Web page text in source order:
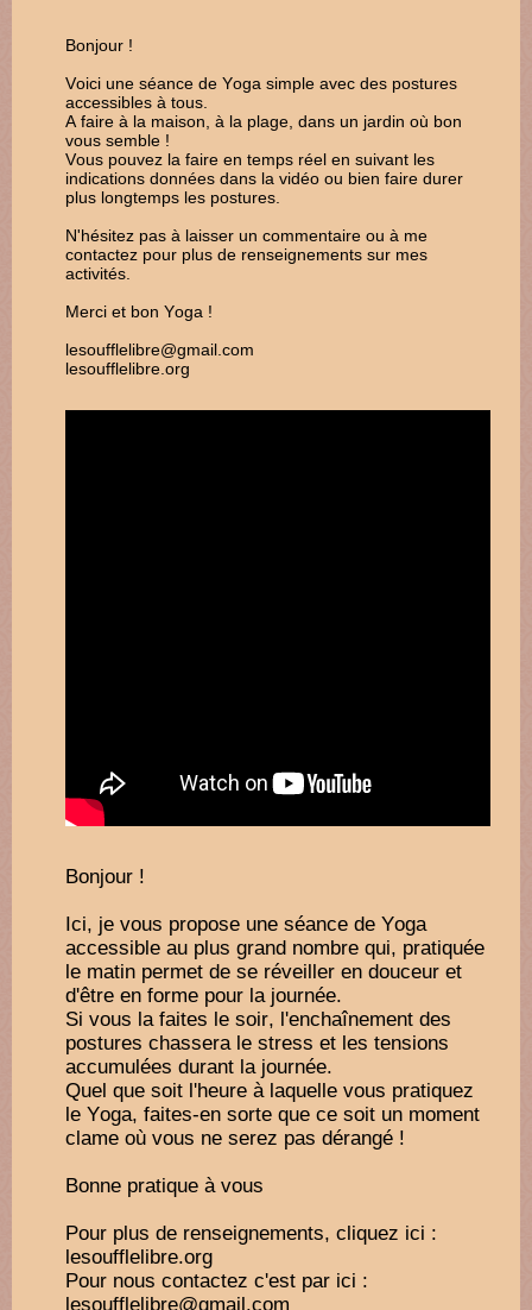
Bonjour !
Voici une séance de Yoga simple avec des postures
accessibles à tous.
A faire à la maison, à la plage, dans un jardin où bon
vous semble !
Vous pouvez la faire en temps réel en suivant les
indications données dans la vidéo ou bien faire durer
plus longtemps les postures.
N'hésitez pas à laisser un commentaire ou à me
contactez pour plus de renseignements sur mes
activités.
Merci et bon Yoga !
lesoufflelibre@gmail.com
lesoufflelibre.org
Bonjour !
Ici, je vous propose une séance de Yoga
accessible au plus grand nombre qui, pratiquée
le matin permet de se réveiller en douceur et
d'être en forme pour la journée.
Si vous la faites le soir, l'enchaînement des
postures chassera le stress et les tensions
accumulées durant la journée.
Quel que soit l'heure à laquelle vous pratiquez
le Yoga, faites-en sorte que ce soit un moment
clame où vous ne serez pas dérangé !
Bonne pratique à vous
Pour plus de renseignements, cliquez ici :
lesoufflelibre.org
Pour nous contactez c'est par ici :
lesoufflelibre@gmail.com